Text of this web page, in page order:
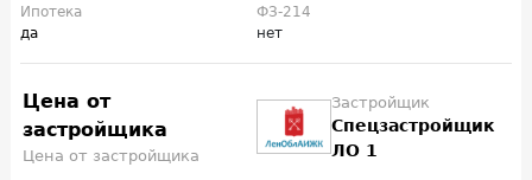
Ипотека
да
ФЗ-214
нет
Цена от
застройщика
Цена от застройщика
Застройщик
Спецзастройщик
ЛО 1